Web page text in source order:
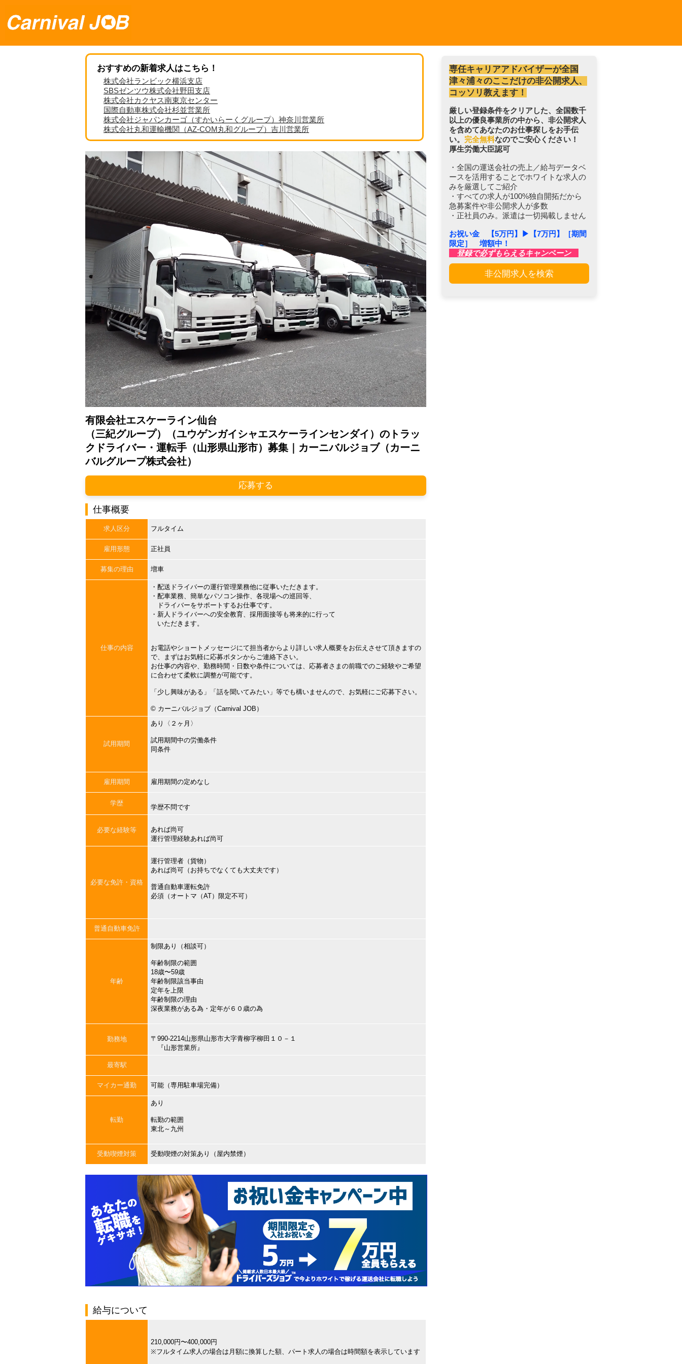
おすすめの新着求人はこちら！
株式会社ランビック横浜支店
SBSゼンツウ株式会社野田支店
株式会社カクヤス南東京センター
国際自動車株式会社杉並営業所
株式会社ジャパンカーゴ（すかいらーくグループ）神奈川営業所
株式会社丸和運輸機関（AZ-COM丸和グループ）吉川営業所
有限会社エスケーライン仙台
（三紀グループ）（ユウゲンガイシャエスケーラインセンダイ）のトラッ
クドライバー・運転手（山形県山形市）募集｜カーニバルジョブ（カーニ
バルグループ株式会社）
応募する
仕事概要
求人区分 フルタイム
雇用形態 正社員
募集の理由 増車
仕事の内容
・配送ドライバーの運行管理業務他に従事いただきます。
・配車業務、簡単なパソコン操作、各現場への巡回等、
ドライバーをサポートするお仕事です。
・新人ドライバーへの安全教育、採用面接等も将来的に行って
いただきます。
お電話やショートメッセージにて担当者からより詳しい求人概要をお伝えさせて頂きますの
で、まずはお気軽に応募ボタンからご連絡下さい。
お仕事の内容や、勤務時間・日数や条件については、応募者さまの前職でのご経験やご希望
に合わせて柔軟に調整が可能です。
「少し興味がある」「話を聞いてみたい」等でも構いませんので、お気軽にご応募下さい。
©︎ カーニバルジョブ（Carnival JOB）
試用期間
あり〈２ヶ月〉
試用期間中の労働条件
同条件
雇用期間 雇用期間の定めなし
学歴
学歴不問です
必要な経験等
あれば尚可
運行管理経験あれば尚可
必要な免許・資格
運行管理者（貨物）
あれば尚可（お持ちでなくても大丈夫です）
普通自動車運転免許
必須（オートマ（AT）限定不可）
普通自動車免許
年齢
制限あり（相談可）
年齢制限の範囲
18歳〜59歳
年齢制限該当事由
定年を上限
年齢制限の理由
深夜業務がある為・定年が６０歳の為
勤務地
〒990-2214山形県山形市大字青柳字柳田１０－１
『山形営業所』
最寄駅
マイカー通勤 可能（専用駐車場完備）
転勤
あり
転勤の範囲
東北～九州
受動喫煙対策 受動喫煙の対策あり（屋内禁煙）
給与について
210,000円〜400,000円
※フルタイム求人の場合は月額に換算した額、パート求人の場合は時間額を表示しています
専任キャリアアドバイザーが全国
津々浦々のここだけの非公開求人、
コッソリ教えます！
厳しい登録条件をクリアした、全国数千
以上の優良事業所の中から、非公開求人
を含めてあなたのお仕事探しをお手伝
い。 完全無料なのでご安心ください！
厚生労働大臣認可
・全国の運送会社の売上／給与データベ
ースを活用することでホワイトな求人の
みを厳選してご紹介
・すべての求人が100%独自開拓だから
急募案件や非公開求人が多数
・正社員のみ。派遣は一切掲載しません
お祝い金 【5万円】▶︎【7万円】［期間
限定］ 増額中！
登録で必ずもらえるキャンペーン
非公開求人を検索